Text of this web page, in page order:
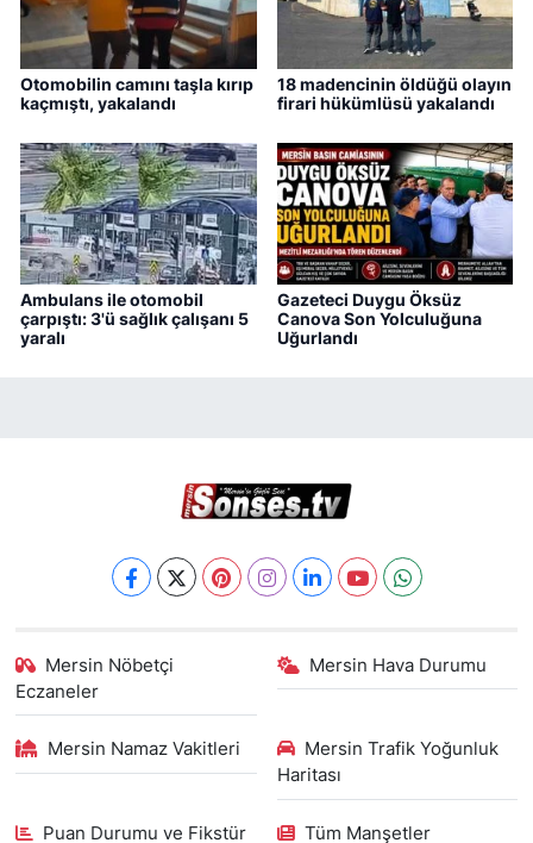
Otomobilin camını taşla kırıp
kaçmıştı, yakalandı
18 madencinin öldüğü olayın
firari hükümlüsü yakalandı
Ambulans ile otomobil
çarpıştı: 3'ü sağlık çalışanı 5
yaralı
Gazeteci Duygu Öksüz
Canova Son Yolculuğuna
Uğurlandı
Mersin Nöbetçi
Eczaneler
Mersin Hava Durumu
Mersin Namaz Vakitleri
Mersin Trafik Yoğunluk
Haritası
Puan Durumu ve Fikstür Tüm Manşetler